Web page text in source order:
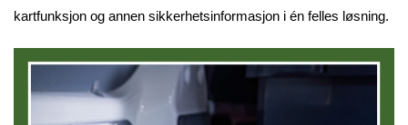
kartfunksjon og annen sikkerhetsinformasjon i én felles løsning.